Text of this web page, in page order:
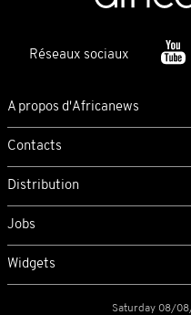
Réseaux sociaux
A propos d'Africanews
Contacts
Distribution
Jobs
Widgets
Saturday 08/